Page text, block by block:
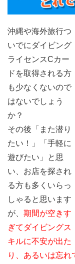
沖縄や海外旅行つ
いでにダイビング
ライセンスCカー
ドを取得される方
も少なくないので
はないでしょう
か？
その後「また潜り
たい！」「手軽に
遊びたい」と思
い、お店を探され
る方も多くいらっ
しゃると思います
が、 期間が空きす
ぎてダイビングス
キルに不安が出た
り、あるいは忘